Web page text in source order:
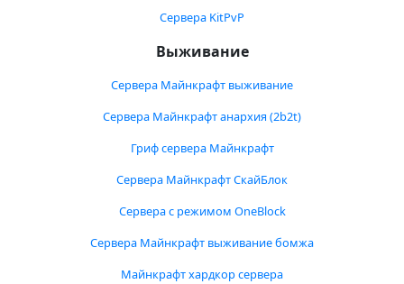
Сервера KitPvP
Выживание
Сервера Майнкрафт выживание
Сервера Майнкрафт анархия (2b2t)
Гриф сервера Майнкрафт
Сервера Майнкрафт СкайБлок
Сервера с режимом OneBlock
Сервера Майнкрафт выживание бомжа
Майнкрафт хардкор сервера